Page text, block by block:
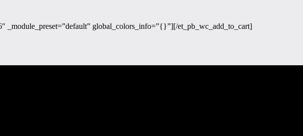
_module_preset=”default” global_colors_info=”{}”][/et_pb_wc_add_to_cart]